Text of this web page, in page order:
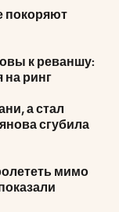
покоряют
к реваншу:
на ринг
а стал
сгубила
мимо